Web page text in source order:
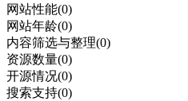
网站性能(0)
网站年龄(0)
内容筛选与整理(0)
资源数量(0)
开源情况(0)
搜索支持(0)